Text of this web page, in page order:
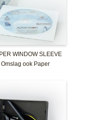
WINDOW SLEEVE
ook Paper